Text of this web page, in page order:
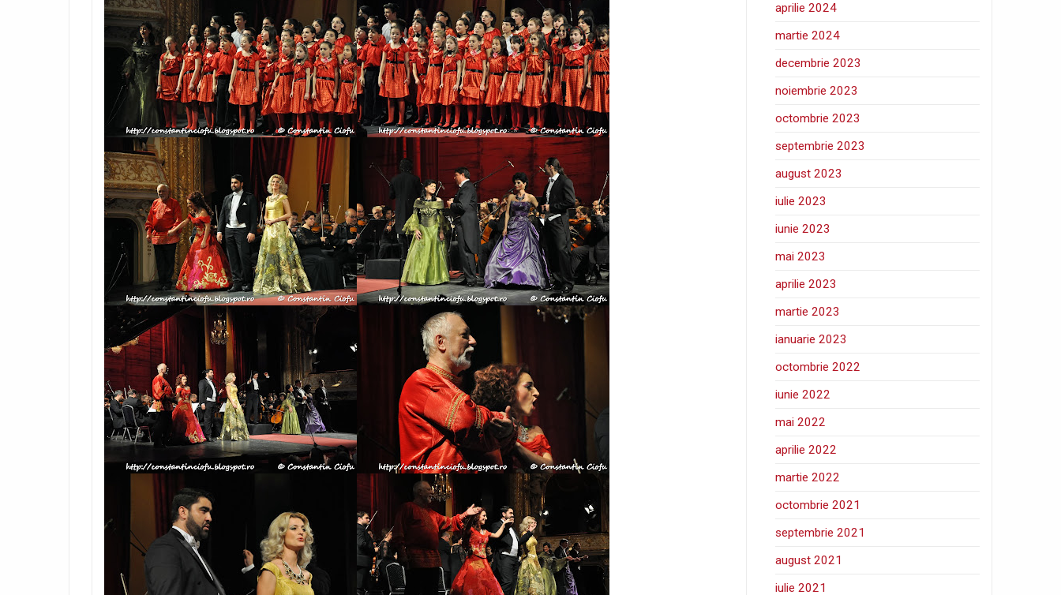
aprilie 2024
martie 2024
decembrie 2023
noiembrie 2023
octombrie 2023
septembrie 2023
august 2023
iulie 2023
iunie 2023
mai 2023
aprilie 2023
martie 2023
ianuarie 2023
octombrie 2022
iunie 2022
mai 2022
aprilie 2022
martie 2022
octombrie 2021
septembrie 2021
august 2021
iulie 2021